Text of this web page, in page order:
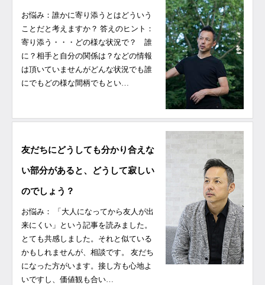
お悩み：誰かに寄り添うとはどういう
ことだと考えますか？ 答えのヒント：
寄り添う・・・どの様な状況で？ 誰
に？相手と自分の関係は？などの情報
は頂いていませんがどんな状況でも誰
にでもどの様な間柄でもとい…
友だちにどうしても分かり合えな
い部分があると、どうして寂しい
のでしょう？
お悩み： 「大人になってから友人が出
来にくい」という記事を読みました。
とても共感しました。それと似ている
かもしれませんが、相談です。 友だち
になった方がいます。接し方も心地よ
いですし、価値観も合い…